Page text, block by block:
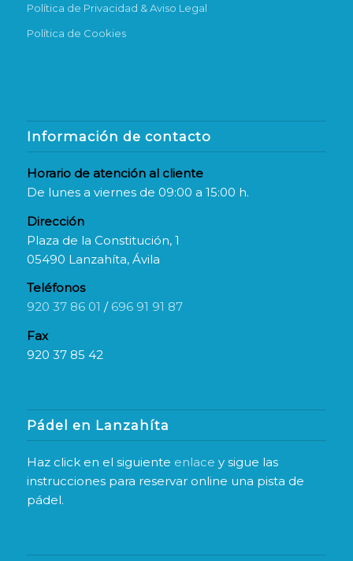
Política de Privacidad & Aviso Legal
Política de Cookies
Información de contacto
Horario de atención al cliente
De lunes a viernes de 09:00 a 15:00 h.
Dirección
Plaza de la Constitución, 1
05490 Lanzahíta, Ávila
Teléfonos
920 37 86 01 / 696 91 91 87
Fax
920 37 85 42
Pádel en Lanzahíta
Haz click en el siguiente enlace y sigue las
instrucciones para reservar online una pista de
pádel.